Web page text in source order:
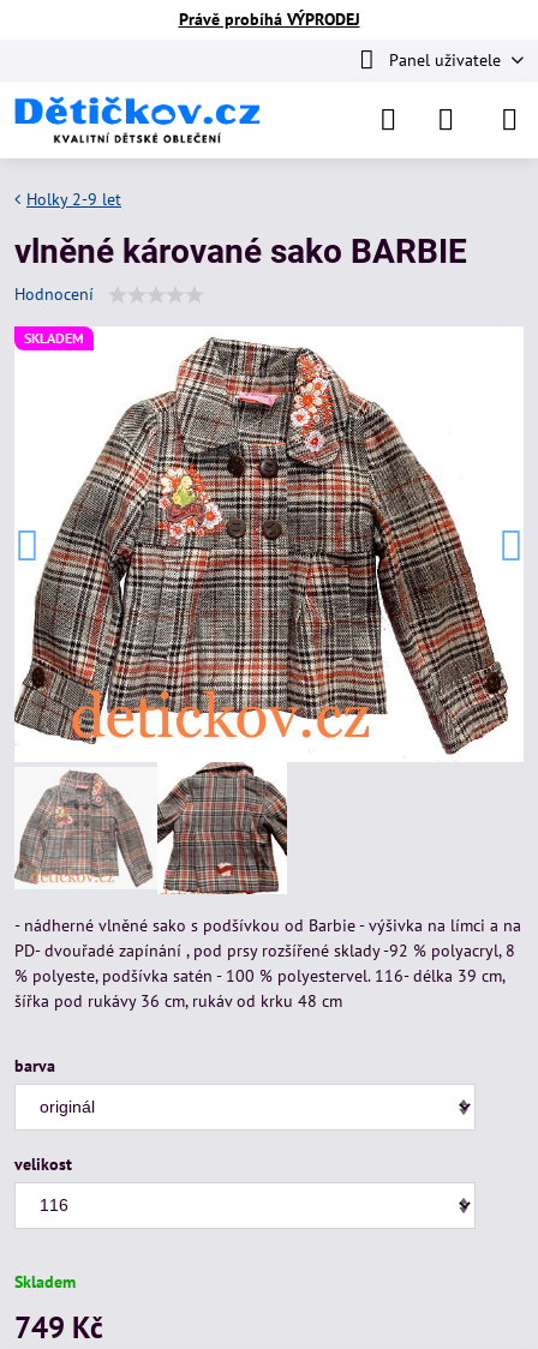
Právě probíhá VÝPRODEJ
Panel uživatele
SKLADEM
Holky 2-9 let
vlněné kárované sako BARBIE
Hodnocení
- nádherné vlněné sako s podšívkou od Barbie - výšivka na límci a na
PD- dvouřadé zapínání , pod prsy rozšířené sklady -92 % polyacryl, 8
% polyeste, podšívka satén - 100 % polyestervel. 116- délka 39 cm,
šířka pod rukávy 36 cm, rukáv od krku 48 cm
barva
velikost
Skladem
749 Kč